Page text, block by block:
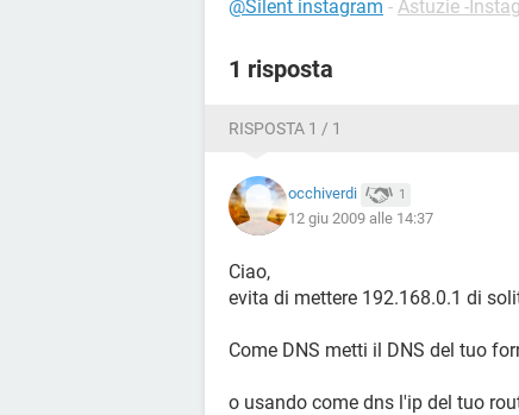
@Silent instagram - Astuzie -
1 risposta
RISPOSTA 1 / 1
occhiverdi 1
12 giu 2009 alle 14:37
Ciao,
evita di mettere 192.168.0.1 di
Come DNS metti il DNS del tuo
o usando come dns l'ip del tuo